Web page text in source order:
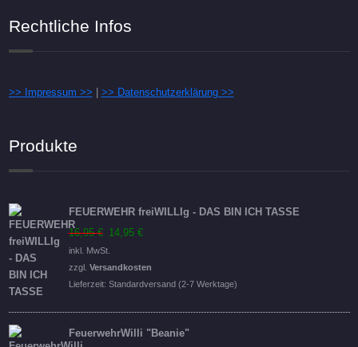
Rechtliche Infos
>> Impressum >> >> Datenschutzerklärung >>
Produkte
FEUERWEHR freiWILLIg - DAS BIN ICH TASSE
16,95€ Ursprünglicher
Preis
war:
16,95 €
14,95 €
ist:
14,95 €.
inkl. MwSt.
zzgl. Versandkosten
Lieferzeit: Standardversand (2-7 Werktage)
FeuerwehrWilli "Beanie"